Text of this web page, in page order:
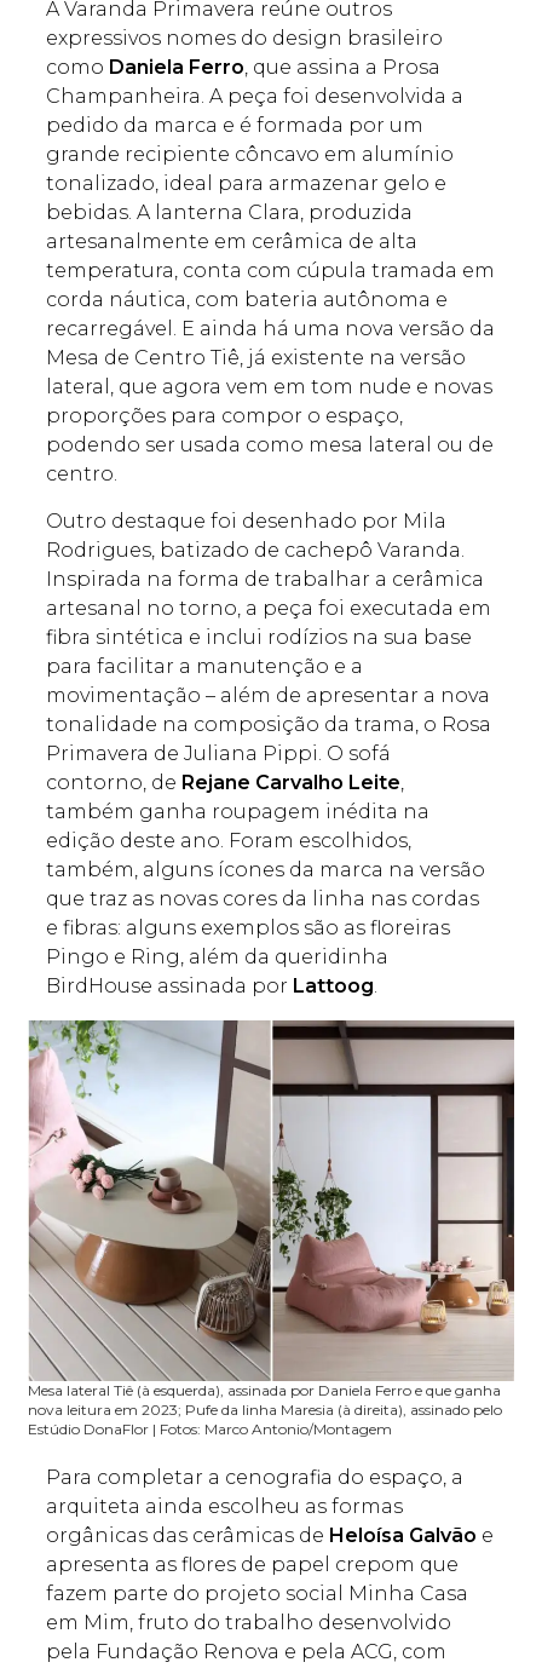
A Varanda Primavera reúne outros
expressivos nomes do design brasileiro
como Daniela Ferro, que assina a Prosa
Champanheira. A peça foi desenvolvida a
pedido da marca e é formada por um
grande recipiente côncavo em alumínio
tonalizado, ideal para armazenar gelo e
bebidas. A lanterna Clara, produzida
artesanalmente em cerâmica de alta
temperatura, conta com cúpula tramada em
corda náutica, com bateria autônoma e
recarregável. E ainda há uma nova versão da
Mesa de Centro Tiê, já existente na versão
lateral, que agora vem em tom nude e novas
proporções para compor o espaço,
podendo ser usada como mesa lateral ou de
centro.
Outro destaque foi desenhado por Mila
Rodrigues, batizado de cachepô Varanda.
Inspirada na forma de trabalhar a cerâmica
artesanal no torno, a peça foi executada em
fibra sintética e inclui rodízios na sua base
para facilitar a manutenção e a
movimentação – além de apresentar a nova
tonalidade na composição da trama, o Rosa
Primavera de Juliana Pippi. O sofá
contorno, de Rejane Carvalho Leite
também ganha roupagem inédita na
edição deste ano. Foram escolhidos,
também, alguns ícones da marca na versão
que traz as novas cores da linha nas cordas
e fibras: alguns exemplos são as floreiras
Pingo e Ring, além da queridinha
BirdHouse assinada por Lattoog
Mesa lateral Tiê (à esquerda), assinada por Daniela Ferro e que ganha
nova leitura em 2023; Pufe da linha Maresia (à direita), assinado pelo
Estúdio DonaFlor | Fotos: Marco Antonio/Montagem
Para completar a cenografia do espaço, a
arquiteta ainda escolheu as formas
orgânicas das cerâmicas de Heloísa Galvão e
apresenta as flores de papel crepom que
fazem parte do projeto social Minha Casa
em Mim, fruto do trabalho desenvolvido
pela Fundação Renova e pela ACG, com